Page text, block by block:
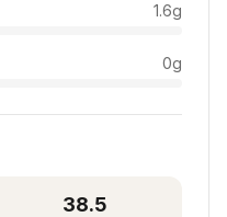
1.6g
0g
38.5